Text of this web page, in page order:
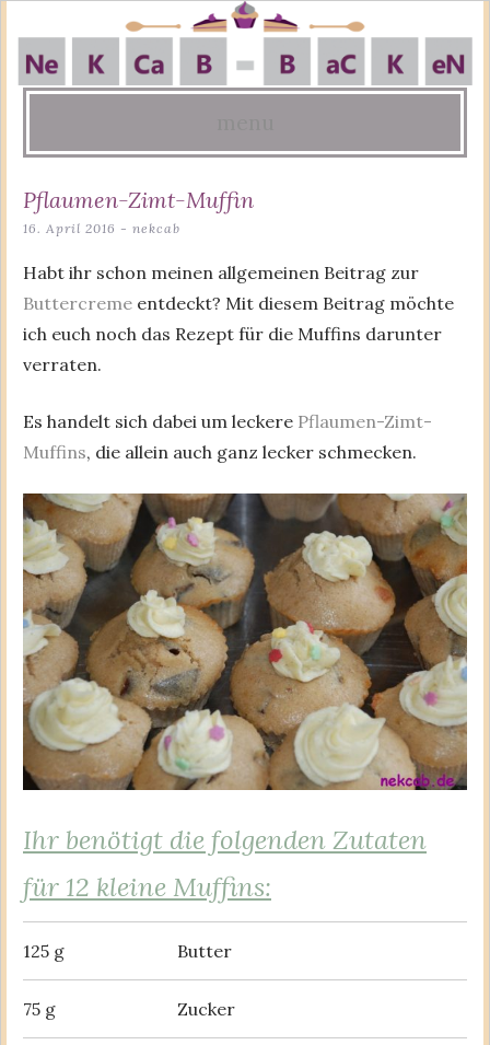
to
content
Pflaumen-Zimt-Muffin
16. April 2016 - nekcab
Habt ihr schon meinen allgemeinen Beitrag zur
Buttercreme entdeckt? Mit diesem Beitrag möchte
ich euch noch das Rezept für die Muffins darunter
verraten.
Es handelt sich dabei um leckere Pflaumen-Zimt-
Muffins, die allein auch ganz lecker schmecken.
Ihr benötigt die folgenden Zutaten
für 12 kleine Muffins:
125 g Butter
75 g Zucker